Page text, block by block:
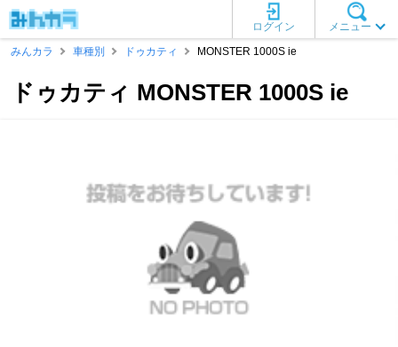
メニュー
ログイン
みんカラ
車種別 ドゥカティ MONSTER 1000S ie
ドゥカティ MONSTER 1000S ie